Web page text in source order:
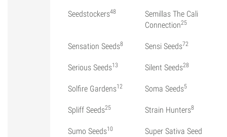
Seedstockers48
Semillas The Cali
Connection25
Sensation Seeds8 Sensi Seeds72
Serious Seeds13 Silent Seeds28
Solfire Gardens12 Soma Seeds5
Spliff Seeds25 Strain Hunters8
Sumo Seeds10
Super Sativa Seed